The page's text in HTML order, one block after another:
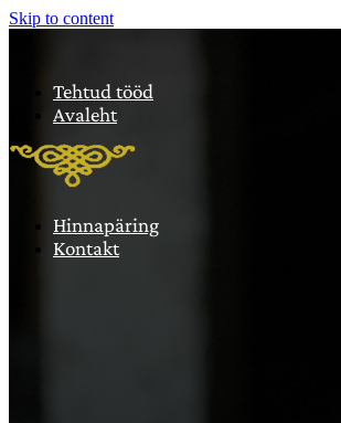
Skip to content
Tehtud tööd
Avaleht
Hinnapäring
Kontakt